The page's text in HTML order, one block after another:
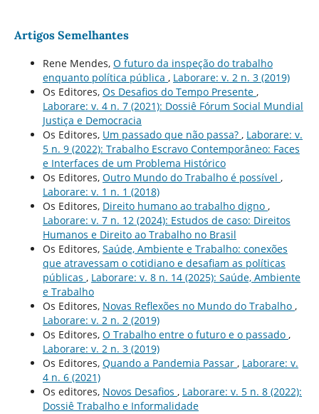
Artigos Semelhantes
Rene Mendes, O futuro da inspeção do trabalho
enquanto polí­tica pública , Laborare: v. 2 n. 3 (2019)
Os Editores, Os Desafios do Tempo Presente ,
Laborare: v. 4 n. 7 (2021): Dossiê Fórum Social Mundial
Justiça e Democracia
Os Editores, Um passado que não passa? , Laborare: v.
5 n. 9 (2022): Trabalho Escravo Contemporâneo: Faces
e Interfaces de um Problema Histórico
Os Editores, Outro Mundo do Trabalho é possí­vel ,
Laborare: v. 1 n. 1 (2018)
Os Editores, Direito humano ao trabalho digno ,
Laborare: v. 7 n. 12 (2024): Estudos de caso: Direitos
Humanos e Direito ao Trabalho no Brasil
Os Editores, Saúde, Ambiente e Trabalho: conexões
que atravessam o cotidiano e desafiam as políticas
públicas , Laborare: v. 8 n. 14 (2025): Saúde, Ambiente
e Trabalho
Os Editores, Novas Reflexões no Mundo do Trabalho ,
Laborare: v. 2 n. 2 (2019)
Os Editores, O Trabalho entre o futuro e o passado ,
Laborare: v. 2 n. 3 (2019)
Os Editores, Quando a Pandemia Passar , Laborare: v.
4 n. 6 (2021)
Os editores, Novos Desafios , Laborare: v. 5 n. 8 (2022):
Dossiê Trabalho e Informalidade